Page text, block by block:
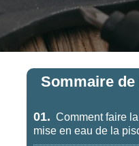
Sommaire
01. Comment faire
mise en eau de la